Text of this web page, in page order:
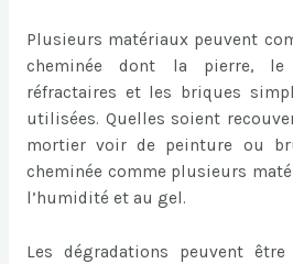
Plusieurs matériaux peuvent
cheminée dont la pierre,
réfractaires et les briques
utilisées. Quelles soient
mortier voir de peinture ou
cheminée comme plusieurs
l’humidité et au gel.
Les dégradations peuvent